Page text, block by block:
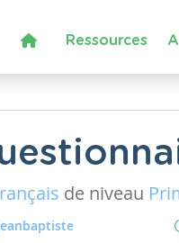
Ressources
de niveau